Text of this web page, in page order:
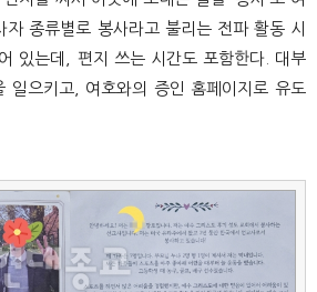
자 종류별로 봉사라고 불리는 전파 활동 시
있는데, 편지 쓰는 시간도 포함한다. 대부
일으키고, 여호와의 증인 홈페이지로 유도